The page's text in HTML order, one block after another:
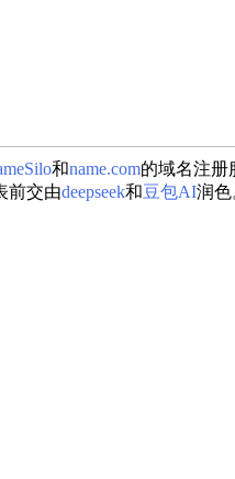
和name.com的域名注册
前交由deepseek和豆包AI润